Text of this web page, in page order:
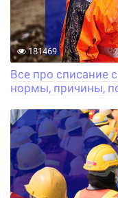
181469
Все про списание
нормы, причины,